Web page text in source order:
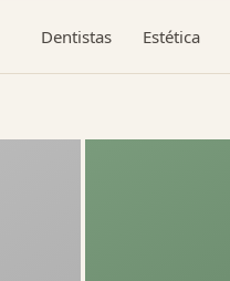
Dentistas Estética